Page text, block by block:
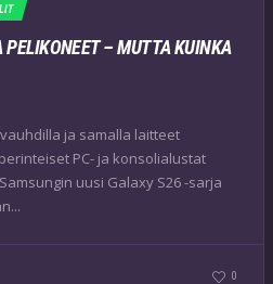
PELIKONEET – MUTTA KUINKA
ja samalla laitteet
PC- ja konsolialustat
uusi Galaxy S26 -sarja
0